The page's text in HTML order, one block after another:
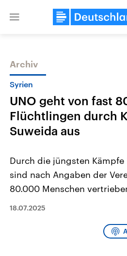
Close
Themen
2026
Alle Informationen
Sachsen-Anhalt wählt am 6.
Landtag. Seit 2021 wird das
Wahlprogramme, aktuelle Berichte
Archiv
Syrien
UNO geht von fast
Flüchtlingen durch
Suweida aus
Durch die jüngsten
sind nach Angaben der
80.000 Menschen
18.07.2025